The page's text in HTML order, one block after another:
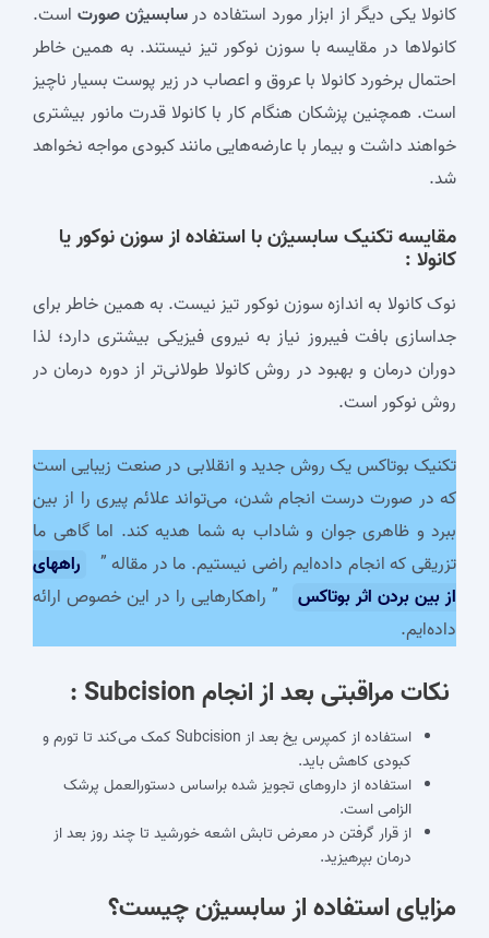
کانولا یکی دیگر از ابزار مورد استفاده درسابسیژن صورت است.
کانولا‌ها در مقایسه با سوزن نوکور تیز نیستند. به همین خاطر
احتمال برخورد کانولا با عروق و اعصاب در زیر پوست بسیار ناچیز
است. همچنین پزشکان هنگام کار با کانولا قدرت مانور بیشتری
خواهند داشت و بیمار با عارضه‌هایی مانند کبودی مواجه نخواهد
شد.
مقایسه تکنیکسابسیژنبا استفاده از سوزن نوکور یا
کانولا :
نوک کانولا به اندازه سوزن نوکور تیز نیست. به همین خاطر برای
جداسازی بافت فیبروز نیاز به نیروی فیزیکی بیشتری دارد؛ لذا
دوران درمان و بهبود در روش کانولا طولانی‌تر از دوره درمان در
روش نوکور است.
تکنیک بوتاکس یک روش جدید و انقلابی در صنعت زیبایی است
که در صورت درست انجام شدن، می‌تواند علائم پیری را از بین
ببرد و ظاهری جوان و شاداب به شما هدیه کند. اما گاهی ما
تزریقی که انجام داده‌ایم راضی نیستیم. ما در مقاله ”
راههای
از بین بردن اثر بوتاکس
” راهکارهایی را در این خصوص ارائه
داده‌ایم.
نکات مراقبتی بعد از انجام Subcision :
استفاده از کمپرس یخ بعد از Subcision کمک می‌کند تا تورم و
کبودی کاهش باید.
استفاده از داروهای تجویز شده براساس دستورالعمل پرشک
الزامی است.
از قرار گرفتن در معرض تابش اشعه خورشید تا چند روز بعد از
درمان بپرهیزید.
مزایای استفاده ازسابسیژن چیست؟